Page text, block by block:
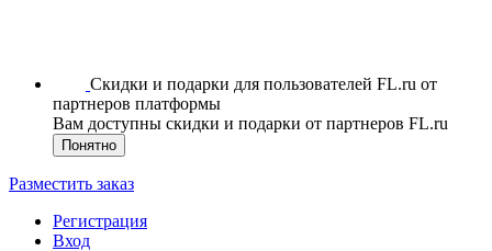
Скидки и подарки для пользователей FL.ru от
партнеров платформы
Вам доступны скидки и подарки от партнеров FL.ru
Понятно
Разместить заказ
Регистрация
Вход